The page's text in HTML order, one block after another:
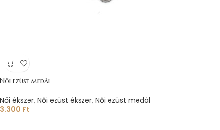
Női ezüst medál
Női ékszer, Női ezüst ékszer, Női ezüst medál
3.300 Ft